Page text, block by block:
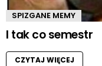
SPIZGANE MEMY
I tak co semestr
CZYTAJ WIĘCEJ